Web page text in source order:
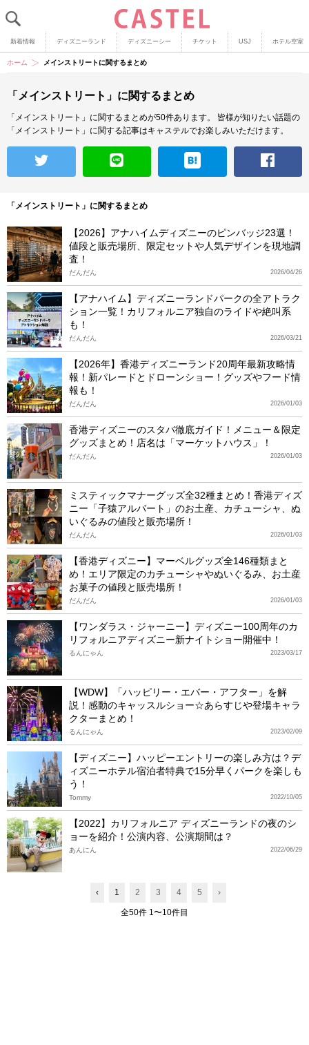
新着情報 ディズニーランド ディズニーシー チケット USJ ホテル空室
ホーム メインストリートに関するまとめ
「メインストリート」に関するまとめ
「メインストリート」に関するまとめが50件あります。
皆様が知りたい話題の
「メインストリート」に関する記事はキャステルでお楽しみいただけます。
「メインストリート」に関するまとめ
【2026】アナハイムディズニーのピンバッジ23選！
値段と販売場所、限定セットや人気デザインを現地調
査！
2026/04/26
だんだん
【アナハイム】ディズニーランドパークの全アトラク
ション一覧！カリフォルニア独自のライドや絶叫系
も！
2026/03/21
だんだん
【2026年】香港ディズニーランド20周年最新攻略情
報！新パレードとドローンショー！グッズやフード情
報も！
2026/01/03
だんだん
香港ディズニーのスタバ徹底ガイド！メニュー＆限定
グッズまとめ！店名は「マーケットハウス」！
2026/01/03
だんだん
ミスティックマナーグッズ全32種まとめ！香港ディズ
ニー「子猿アルバート」のお土産、カチューシャ、ぬ
いぐるみの値段と販売場所！
2026/01/03
だんだん
【香港ディズニー】マーベルグッズ全146種類まと
め！エリア限定のカチューシャやぬいぐるみ、お土産
お菓子の値段と販売場所！
2026/01/03
だんだん
【ワンダラス・ジャーニー】ディズニー100周年のカ
リフォルニアディズニー新ナイトショー開催中！
2023/03/17
るんにゃん
【WDW】「ハッピリー・エバー・アフター」を解
説！感動のキャッスルショー☆あらすじや登場キャラ
クターまとめ！
2023/02/09
るんにゃん
【ディズニー】ハッピーエントリーの楽しみ方は？デ
ィズニーホテル宿泊者特典で15分早くパークを楽しも
う！
2022/10/05
Tommy
【2022】カリフォルニア ディズニーランドの夜のシ
ョーを紹介！公演内容、公演期間は？
2022/06/29
あんにん
‹ 1 2 3 4 5 ›
全50件 1〜10件目